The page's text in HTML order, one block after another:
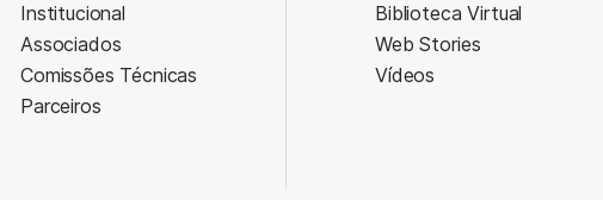
Institucional
Associados
Comissões Técnicas
Parceiros
Biblioteca Virtual
Web Stories
Vídeos